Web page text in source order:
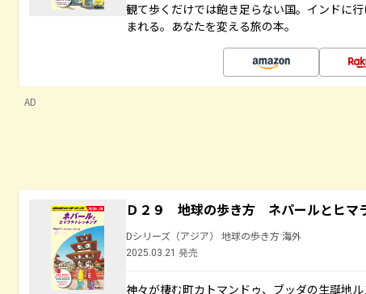
観て歩くだけでは飽き足らない国。インドに
まれる。あなたを変える旅の本。
AD
Ｄ２９ 地球の歩き方 ネパールとヒマ
Dシリーズ（アジア） 地球の歩き方 海外
2025.03.21 発売
神々が棲む町カトマンドゥ、ブッダの生誕地